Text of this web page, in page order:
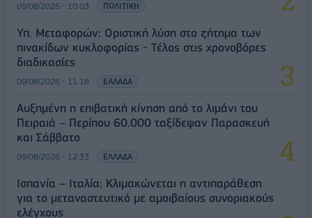
09/08/2026 - 10:03 ΠΟΛΙΤΙΚΗ
Υπ. Μεταφορών: Οριστική λύση στο ζήτημα των
πινακίδων κυκλοφορίας - Τέλος στις χρονοβόρες
διαδικασίες
09/08/2026 - 11:18 ΕΛΛΑΔΑ
Αυξημένη η επιβατική κίνηση από το λιμάνι του
Πειραιά – Περίπου 60.000 ταξίδεψαν Παρασκευή
και Σάββατο
09/08/2026 - 12:33 ΕΛΛΑΔΑ
Ισπανία – Ιταλία: Κλιμακώνεται η αντιπαράθεση
για το μεταναστευτικό με αμοιβαίους συνοριακούς
ελέγχους